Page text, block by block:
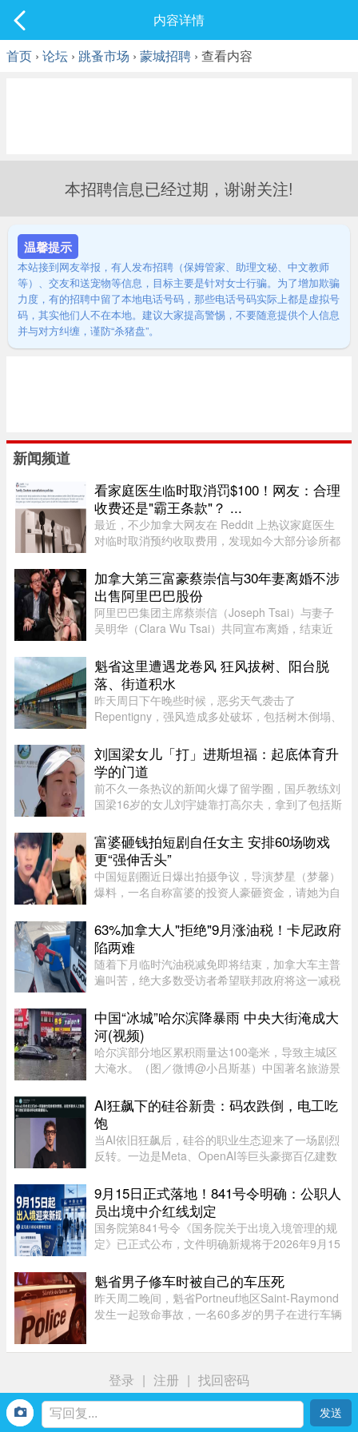
最新发表
内容详情
首页 › 论坛 › 跳蚤市场 › 蒙城招聘 › 查看内容
本招聘信息已经过期，谢谢关注!
温馨提示
本站接到网友举报，有人发布招聘（保姆管家、助理文秘、中文教师
等）、交友和送宠物等信息，目标主要是针对女士行骗。为了增加欺骗
力度，有的招聘中留了本地电话号码，那些电话号码实际上都是虚拟号
码，其实他们人不在本地。建议大家提高警惕，不要随意提供个人信息
并与对方纠缠，谨防“杀猪盘”。
新闻频道
看家庭医生临时取消罚$100！网友：合理
收费还是"霸王条款"？ ...
最近，不少加拿大网友在 Reddit 上热议家庭医生
对临时取消预约收取费用，发现如今大部分诊所都
$60至$100之间。多名网友表示，这类收费政策其
实已经实行十年以上，$60 ...
加拿大第三富豪蔡崇信与30年妻离婚不涉
出售阿里巴巴股份
阿里巴巴集团主席蔡崇信（Joseph Tsai）与妻子
吴明华（Clara Wu Tsai）共同宣布离婚，结束近
提下共同做出的决定。目前没有出售任何阿里巴巴
股份的计划，蔡崇信担任阿里 ...
魁省这里遭遇龙卷风 狂风拔树、阳台脱
落、街道积水
昨天周日下午晚些时候，恶劣天气袭击了
Repentigny，强风造成多处破坏，包括树木倒塌、
体上的多个现场影像，怀疑当地可能出现“一场小
型龙卷风”，但目前尚无法正式确认 ...
刘国梁女儿「打」进斯坦福：起底体育升
学的门道
前不久一条热议的新闻火爆了留学圈，国乒教练刘
国梁16岁的女儿刘宇婕靠打高尔夫，拿到了包括斯
说，从6月15日那天开始，她每晚都要花上一到两
个小时，接美国大学高尔夫校队 ...
富婆砸钱拍短剧自任女主 安排60场吻戏
更“强伸舌头”
中国短剧圈近日爆出拍摄争议，导演梦星（梦馨）
爆料，一名自称富婆的投资人豪砸资金，请她为自
主角，并亲选男主角演员，还要求剧中安排60多场
吻戏。男主角演员钟宇飞近 ...
63%加拿大人"拒绝"9月涨油税！卡尼政府
陷两难
随着下月临时汽油税减免即将结束，加拿大车主普
遍叫苦，绝大多数受访者希望联邦政府将这一减税
公司进行的最新调查显示，63% 的加拿大人希望总
理卡尼（Mark Carney）将 ...
中国“冰城”哈尔滨降暴雨 中央大街淹成大
河(视频)
哈尔滨部分地区累积雨量达100毫米，导致主城区
大淹水。（图／微博@小吕斯基）中国著名旅游景
雨量达100毫米，导致主城区大淹水。游客最爱逛
的中央大街，也积水严重。民众 ...
AI狂飙下的硅谷新贵：码农跌倒，电工吃
饱
当AI依旧狂飙后，硅谷的职业生态迎来了一场剧烈
反转。一边是Meta、OpenAI等巨头豪掷百亿建数
量培养技工；一边是大厂白领接连发起抗议，担忧
AI迭代吞噬自身岗位。曾经站 ...
9月15日正式落地！841号令明确：公职人
员出境中介红线划定
国务院第841号令《国务院关于出境入境管理的规
定》已正式公布，文件明确新规将于2026年9月15
理，其中针对公职人员、出入境中介机构的约束条
款，引发社会广泛关注。新规并 ...
魁省男子修车时被自己的车压死
昨天周二晚间，魁省Portneuf地区Saint-Raymond
发生一起致命事故，一名60多岁的男子在进行车辆
登录 | 注册 | 找回密码
首页 生活